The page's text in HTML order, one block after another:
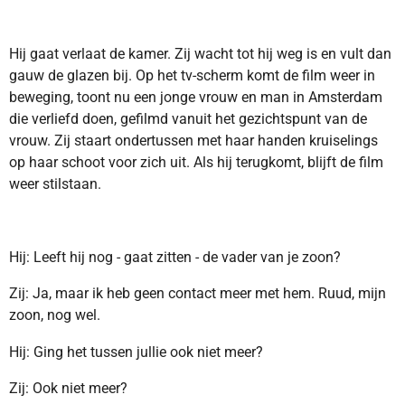
Hij gaat verlaat de kamer. Zij wacht tot hij weg is en vult dan
gauw de glazen bij. Op het tv-scherm komt de film weer in
beweging, toont nu een jonge vrouw en man in Amsterdam
die verliefd doen, gefilmd vanuit het gezichtspunt van de
vrouw. Zij staart ondertussen met haar handen kruiselings
op haar schoot voor zich uit. Als hij terugkomt, blijft de film
weer stilstaan.
Hij: Leeft hij nog - gaat zitten - de vader van je zoon?
Zij: Ja, maar ik heb geen contact meer met hem. Ruud, mijn
zoon, nog wel.
Hij: Ging het tussen jullie ook niet meer?
Zij: Ook niet meer?